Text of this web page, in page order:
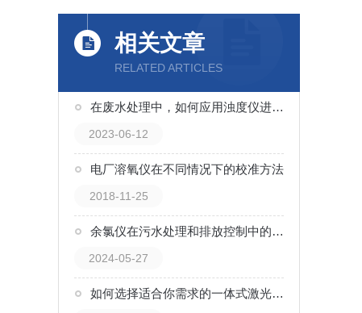
相关文章
RELATED ARTICLES
在废水处理中，如何应用浊度仪进行过程控制？
2023-06-12
电厂溶氧仪在不同情况下的校准方法
2018-11-25
余氯仪在污水处理和排放控制中的作用
2024-05-27
如何选择适合你需求的一体式激光浊度仪